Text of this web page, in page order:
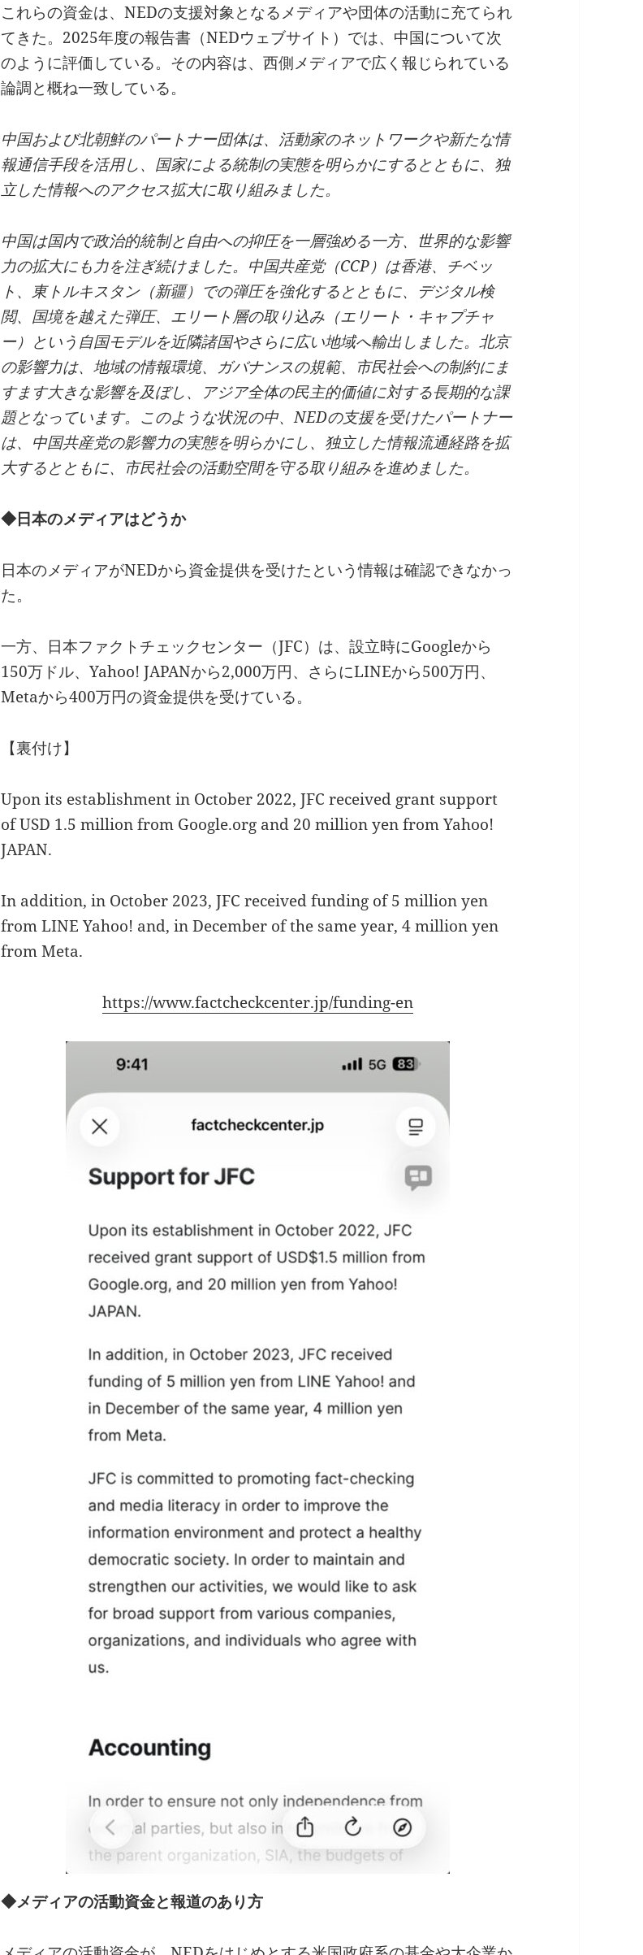
これらの資金は、NEDの支援対象となるメディアや団体の活動に充てられ
てきた。2025年度の報告書（NEDウェブサイト）では、中国について次
のように評価している。その内容は、西側メディアで広く報じられている
論調と概ね一致している。
中国および北朝鮮のパートナー団体は、活動家のネットワークや新たな情
報通信手段を活用し、国家による統制の実態を明らかにするとともに、独
立した情報へのアクセス拡大に取り組みました。
中国は国内で政治的統制と自由への抑圧を一層強める一方、世界的な影響
力の拡大にも力を注ぎ続けました。中国共産党（CCP）は香港、チベッ
ト、東トルキスタン（新疆）での弾圧を強化するとともに、デジタル検
閲、国境を越えた弾圧、エリート層の取り込み（エリート・キャプチャ
ー）という自国モデルを近隣諸国やさらに広い地域へ輸出しました。北京
の影響力は、地域の情報環境、ガバナンスの規範、市民社会への制約にま
すます大きな影響を及ぼし、アジア全体の民主的価値に対する長期的な課
題となっています。このような状況の中、NEDの支援を受けたパートナー
は、中国共産党の影響力の実態を明らかにし、独立した情報流通経路を拡
大するとともに、市民社会の活動空間を守る取り組みを進めました。
◆日本のメディアはどうか
日本のメディアがNEDから資金提供を受けたという情報は確認できなかっ
た。
一方、日本ファクトチェックセンター（JFC）は、設立時にGoogleから
150万ドル、Yahoo! JAPANから2,000万円、さらにLINEから500万円、
Metaから400万円の資金提供を受けている。
【裏付け】
Upon its establishment in October 2022, JFC received grant support
of USD 1.5 million from Google.org and 20 million yen from Yahoo!
JAPAN.
In addition, in October 2023, JFC received funding of 5 million yen
from LINE Yahoo! and, in December of the same year, 4 million yen
from Meta.
https://www.factcheckcenter.jp/funding-en
◆メディアの活動資金と報道のあり方